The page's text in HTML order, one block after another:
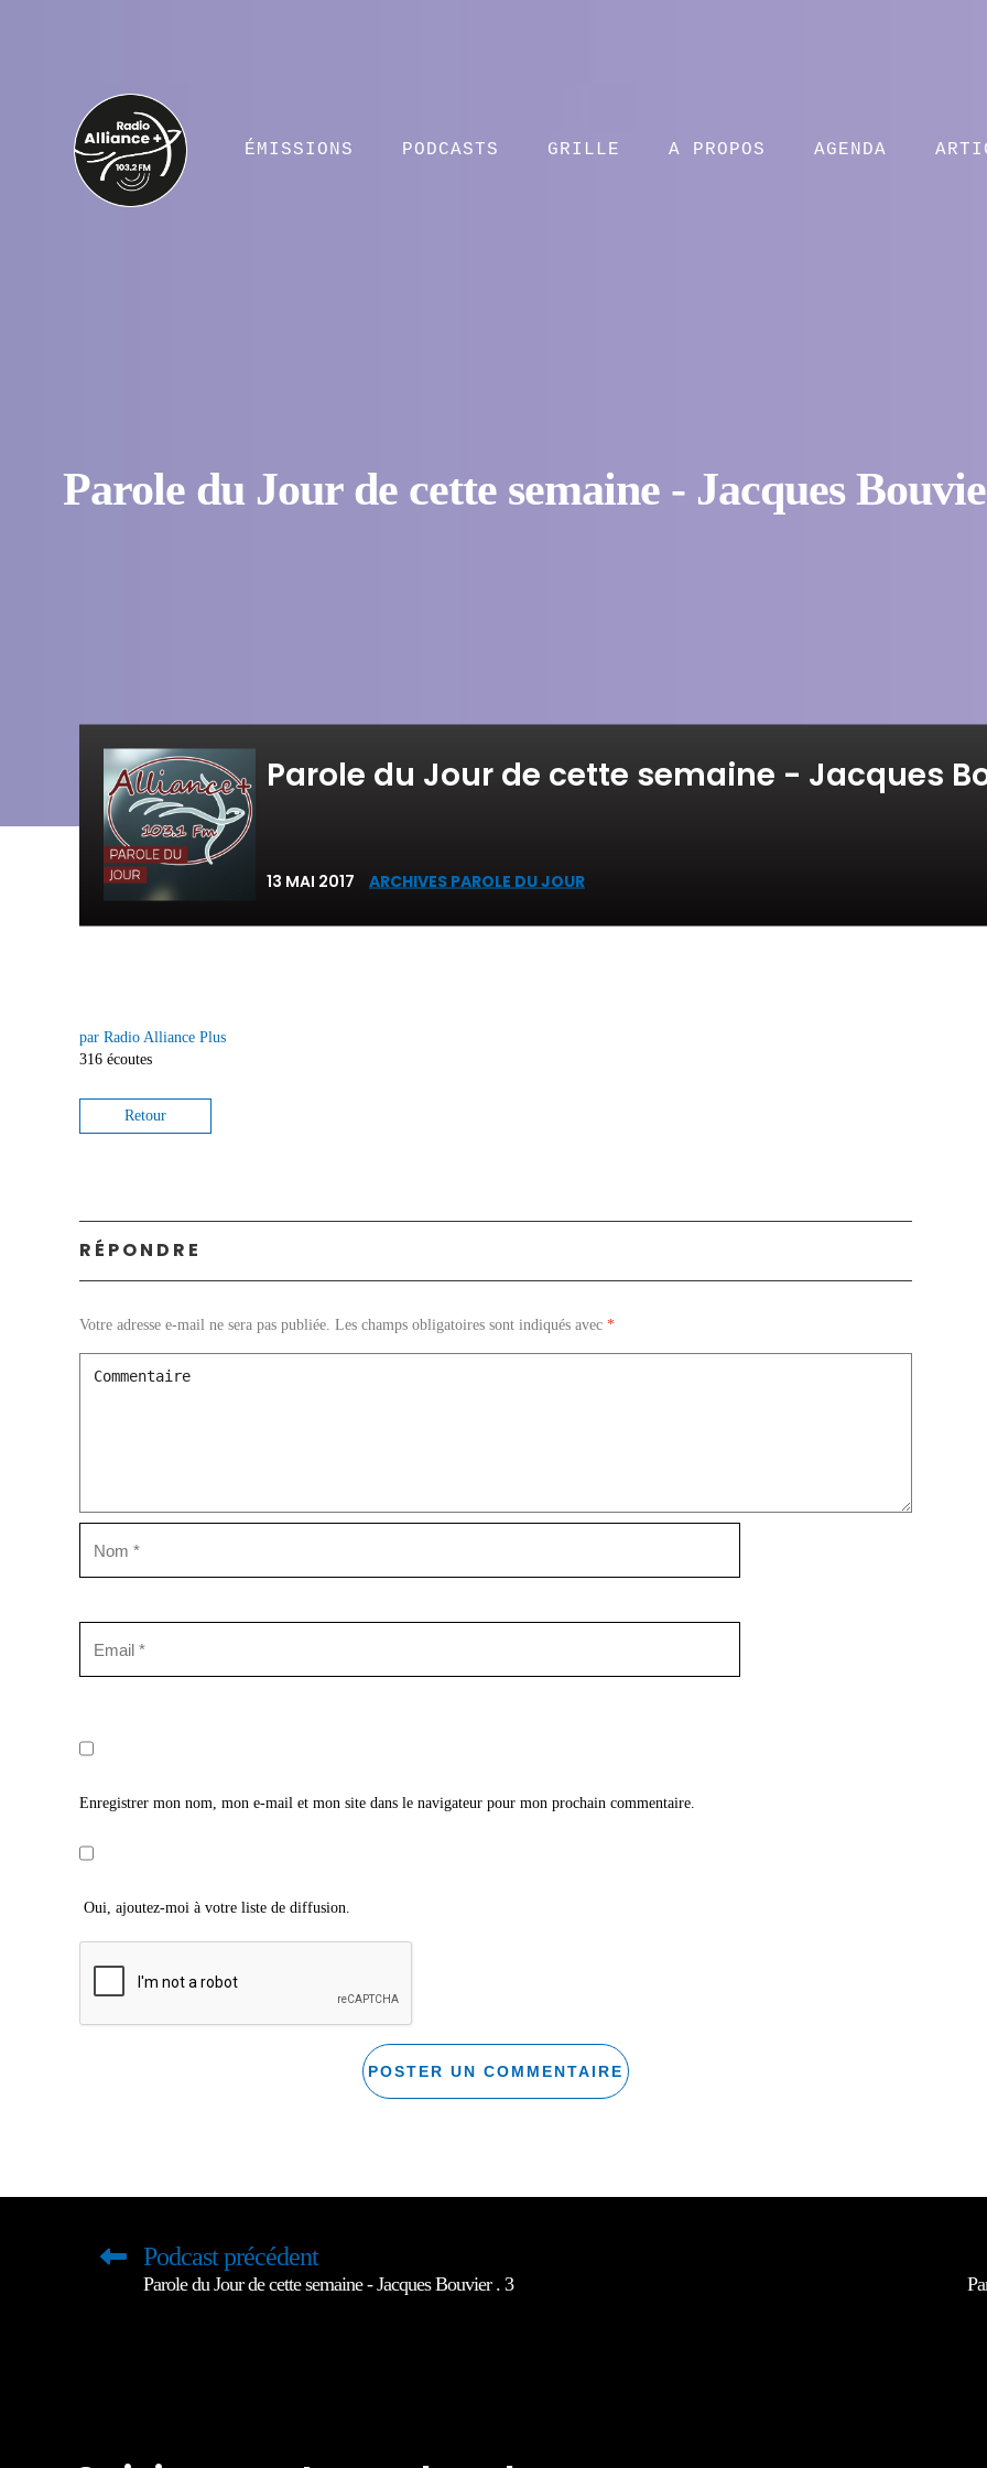
ÉMISSIONS PODCASTS GRILLE A PROPOS AGENDA
Parole du Jour de cette semaine - Jacques
Parole du Jour de cette semaine - Jacques
13 MAI 2017 ARCHIVES PAROLE DU JOUR
par Radio Alliance Plus
316 écoutes
Retour
RÉPONDRE
Votre adresse e-mail ne sera pas publiée. Les champs obligatoires sont indiqués avec *
Enregistrer mon nom, mon e-mail et mon site dans le navigateur pour mon prochain commentaire.
Oui, ajoutez-moi à votre liste de diffusion.
Podcast précédent
Parole du Jour de cette semaine - Jacques Bouvier . 3